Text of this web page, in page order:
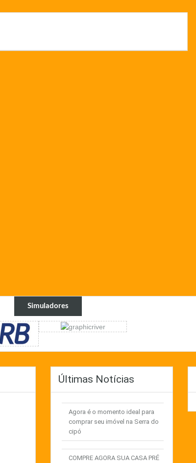
Simuladores
Últimas Notícias
Agora é o momento ideal para
comprar seu imóvel na Serra do
cipó
COMPRE AGORA SUA CASA PRÉ